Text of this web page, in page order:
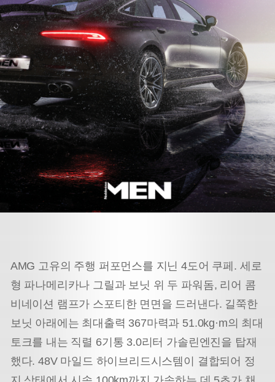
AMG 고유의 주행 퍼포먼스를 지닌 4도어 쿠페. 세로
형 파나메리카나 그릴과 보닛 위 두 파워돔, 리어 콤
비네이션 램프가 스포티한 면면을 드러낸다. 길쭉한
보닛 아래에는 최대출력 367마력과 51.0kg·m의 최대
토크를 내는 직렬 6기통 3.0리터 가솔린엔진을 탑재
했다. 48V 마일드 하이브리드시스템이 결합되어 정